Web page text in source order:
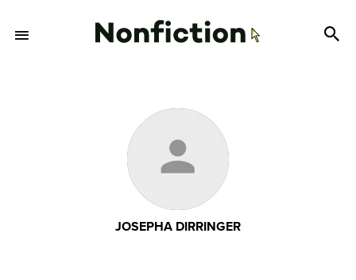
JOSEPHA DIRRINGER